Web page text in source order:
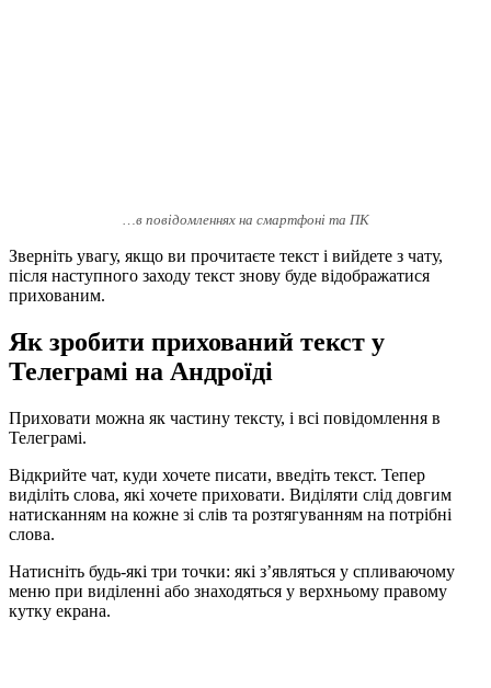
…в повідомленнях на смартфоні та ПК
Зверніть увагу, якщо ви прочитаєте текст і вийдете з чату,
після наступного заходу текст знову буде відображатися
прихованим.
Як зробити прихований текст у
Телеграмі на Андроїді
Приховати можна як частину тексту, і всі повідомлення в
Телеграмі.
Відкрийте чат, куди хочете писати, введіть текст. Тепер
виділіть слова, які хочете приховати. Виділяти слід довгим
натисканням на кожне зі слів та розтягуванням на потрібні
слова.
Натисніть будь-які три точки: які з’являться у спливаючому
меню при виділенні або знаходяться у верхньому правому
кутку екрана.